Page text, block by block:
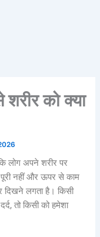
को क्या
लोग अपने शरीर पर
पूरी नहीं और ऊपर से काम
दिखने लगता है। किसी
तो किसी को हमेशा